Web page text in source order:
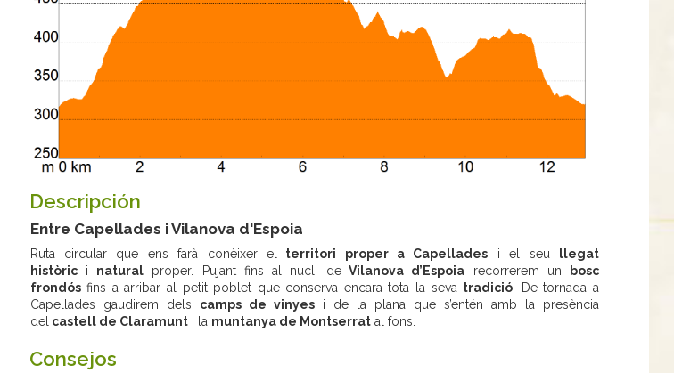
Descripción
Entre Capellades i Vilanova d'Espoia
Ruta circular que ens farà conèixer el territori proper a Capellades i el seu
llegat
històrici natural proper. Pujant fins al nucli deVilanova d’Espoia recorrerem un
bosc
frondósfins a arribar al petit poblet que conserva encara tota la seva tradició . De tornada a
Capellades gaudirem dels camps de vinyesi de la plana que s’entén amb la presència
del castell de Claramunti la muntanya de Montserratal fons.
Consejos